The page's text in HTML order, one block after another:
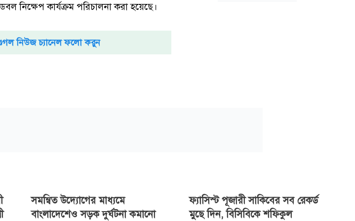
নিক্ষেপ কার্যক্রম পরিচালনা করা হয়েছে।
নিউজ চ্যানেল ফলো করুন
সমন্বিত উদ্যোগের মাধ্যমে
বাংলাদেশেও সড়ক দুর্ঘটনা কমানো
ফ্যাসিস্ট পূজারী সাকিবের সব রেকর্ড
মুছে দিন, বিসিবিকে শফিকুল